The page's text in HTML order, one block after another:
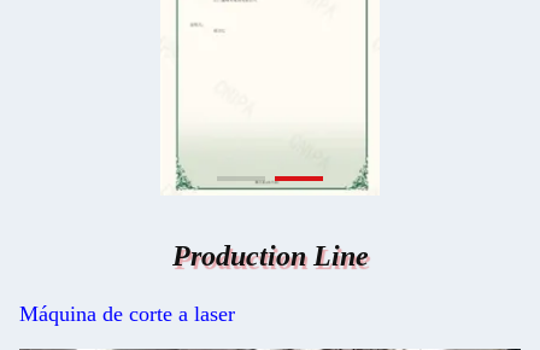
Production Line
Máquina de corte a laser